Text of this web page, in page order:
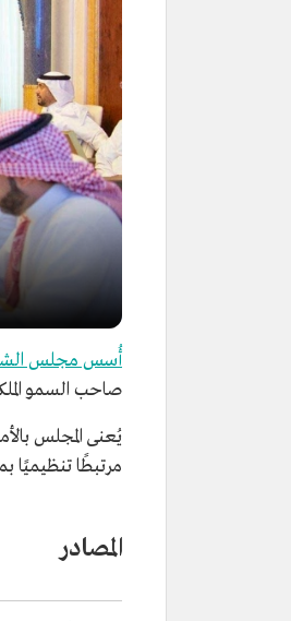
أُسس مجلس
صاحب السمو
يُعنى المجلس
مرتبطًا تنظيميًا
المصادر